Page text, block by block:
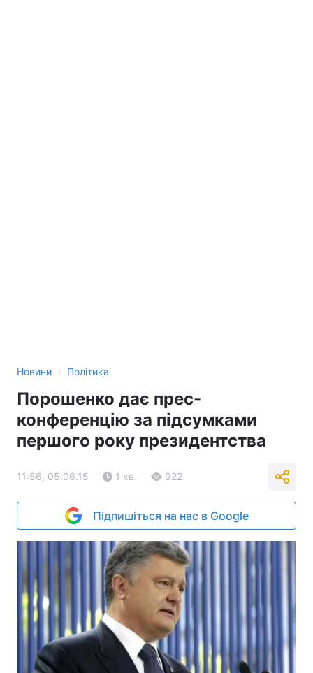
Новини › Політика
Порошенко дає прес-
конференцію за підсумками
першого року президентства
11:56, 05.06.15 1 хв. 922
Підпишіться на нас в Google